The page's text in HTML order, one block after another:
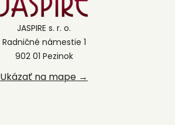
JASPIRE s. r. o.
Radničné námestie 1
902 01 Pezinok
Ukázať na mape →